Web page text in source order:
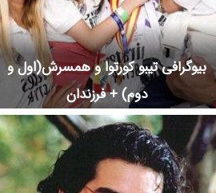
بیوگرافی تیبو کورتوا و همسرش(اول و
دوم) + فرزندان